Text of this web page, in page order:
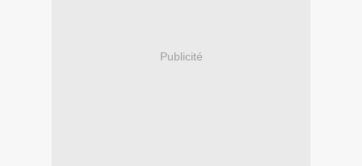
Publicité